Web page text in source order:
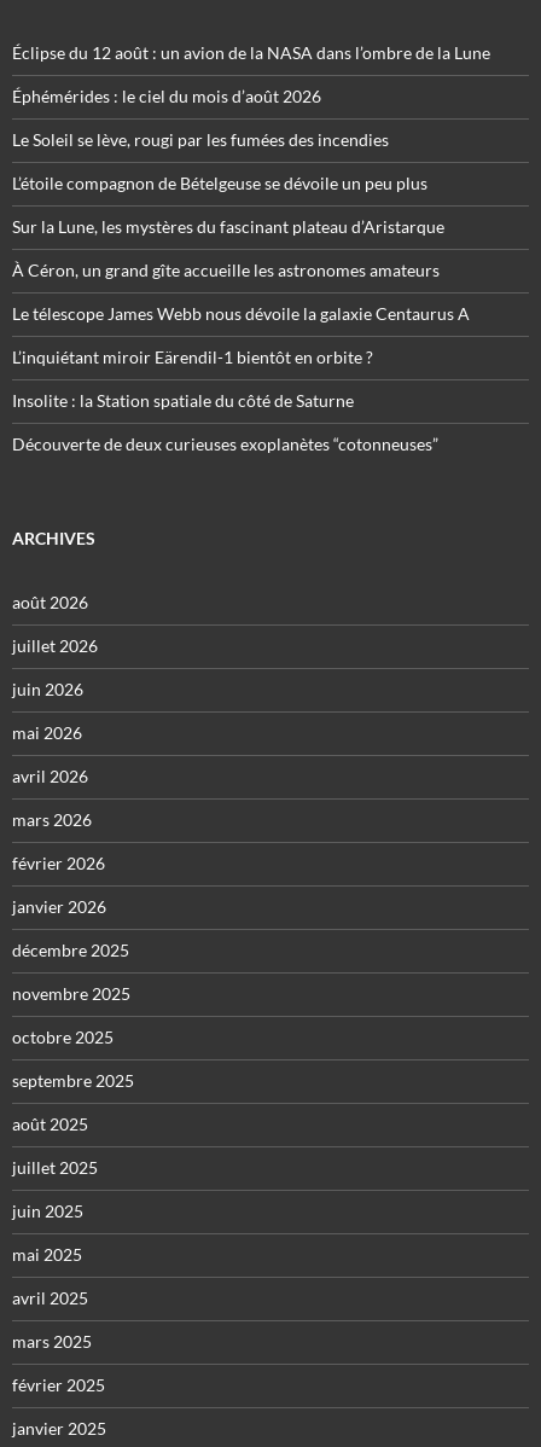
Éclipse du 12 août : un avion de la NASA dans l’ombre de la Lune
Éphémérides : le ciel du mois d’août 2026
Le Soleil se lève, rougi par les fumées des incendies
L’étoile compagnon de Bételgeuse se dévoile un peu plus
Sur la Lune, les mystères du fascinant plateau d’Aristarque
À Céron, un grand gîte accueille les astronomes amateurs
Le télescope James Webb nous dévoile la galaxie Centaurus A
L’inquiétant miroir Eärendil-1 bientôt en orbite ?
Insolite : la Station spatiale du côté de Saturne
Découverte de deux curieuses exoplanètes “cotonneuses”
ARCHIVES
août 2026
juillet 2026
juin 2026
mai 2026
avril 2026
mars 2026
février 2026
janvier 2026
décembre 2025
novembre 2025
octobre 2025
septembre 2025
août 2025
juillet 2025
juin 2025
mai 2025
avril 2025
mars 2025
février 2025
janvier 2025